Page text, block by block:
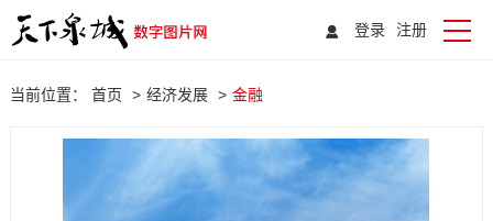
登录 注册
当前位置： 首页 > 经济发展 > 金融